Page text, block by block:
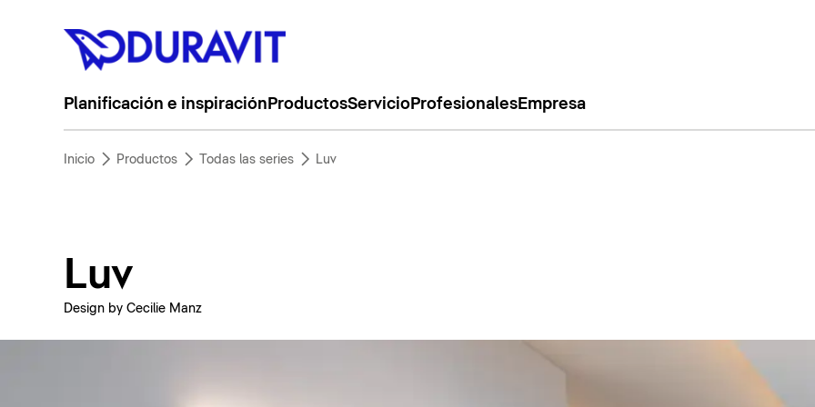
Planificación e inspiración ProductosServicioProfesionalesEmpresa
Inicio Productos Todas las series Luv
Luv
Design by Cecilie Manz